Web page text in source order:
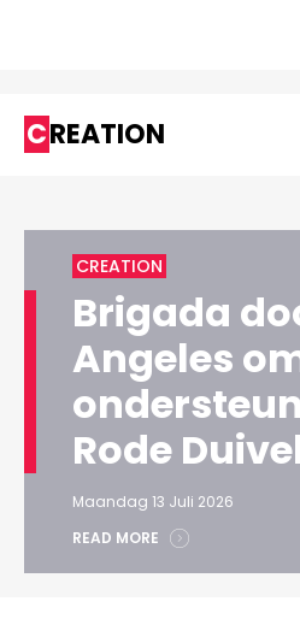
CREATION
CREATION
Brigada
Angeles
Rode
Maandag 13 Juli 2026
READ MORE